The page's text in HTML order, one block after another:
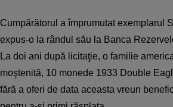
Cumpărătorul a împrumutat exemplarul
expus-o la rândul său la Banca
La doi ani după licitaţie, o familie
moştenită, 10 monede 1933 Double
fără a oferi de data aceasta vreun